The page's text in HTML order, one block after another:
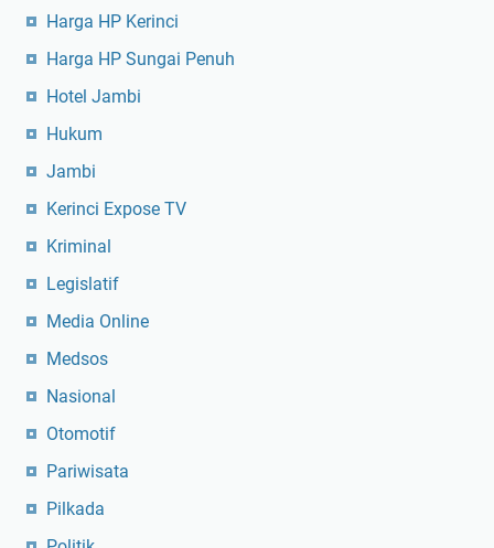
Harga HP Kerinci
Harga HP Sungai Penuh
Hotel Jambi
Hukum
Jambi
Kerinci Expose TV
Kriminal
Legislatif
Media Online
Medsos
Nasional
Otomotif
Pariwisata
Pilkada